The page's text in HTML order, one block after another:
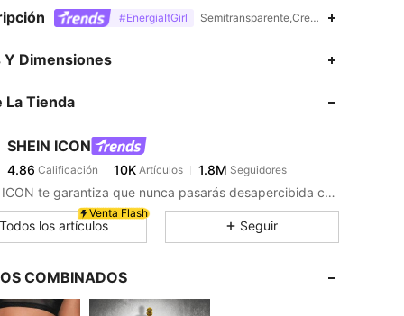
#EnergiaItGirl
Y Dimensiones
La Tienda
SHEIN ICON
4.86
4.86 Calificación 10KArtículos
c***spagó Hace 2 horas
4.86 10K 1.8M
SHEIN ICON te garantiza que nunca pasarás desapercibida con sus looks siempre edgy y trendy.
Venta Flash
Todos los artículos Seguir
COMBINADOS